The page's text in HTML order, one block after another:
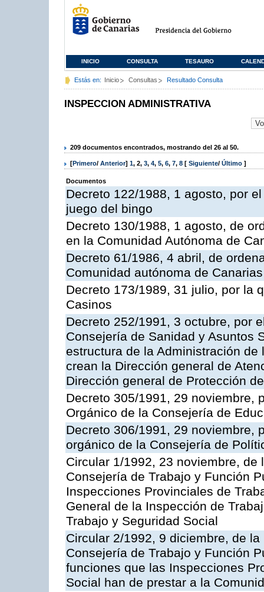
INICIO CONSULTA TESAURO
Estás en: Inicio Consultas Resultado Consulta
INSPECCION ADMINISTRATIVA
209 documentos encontrados, mostrando del 26 al 50.
[Primero/ Anterior] 1, 2, 3, 4, 5, 6, 7, 8 [ Siguiente/ Último ]
Documentos
Decreto 122/1988, 1 agosto, por
juego del bingo
Decreto 130/1988, 1 agosto, de
en la Comunidad Autónoma de
Decreto 61/1986, 4 abril, de
Comunidad autónoma de Canarias
Decreto 173/1989, 31 julio, por la
Casinos
Decreto 252/1991, 3 octubre, por
Consejería de Sanidad y Asuntos
estructura de la Administración
crean la Dirección general de
Dirección general de Protección
Decreto 305/1991, 29 noviembre,
Orgánico de la Consejería de
Decreto 306/1991, 29 noviembre,
orgánico de la Consejería de
Circular 1/1992, 23 noviembre,
Consejería de Trabajo y Función
Inspecciones Provinciales de
General de la Inspección de
Trabajo y Seguridad Social
Circular 2/1992, 9 diciembre, de
Consejería de Trabajo y Función
funciones que las Inspecciones
Social han de prestar a la